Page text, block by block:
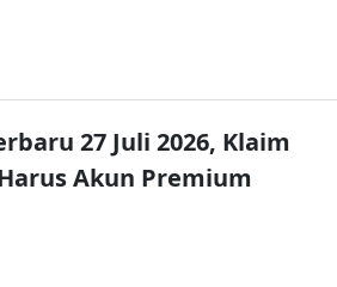
27 Juli 2026, Klaim
Akun Premium